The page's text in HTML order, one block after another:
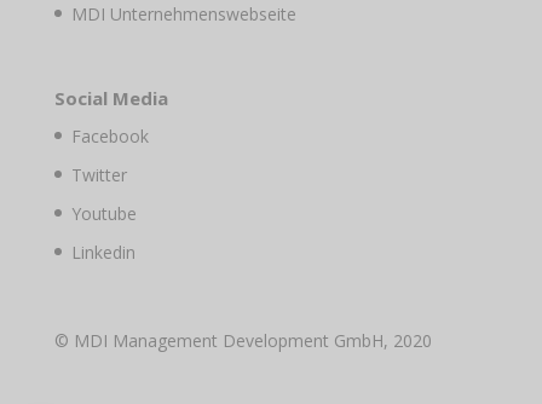
MDI Unternehmenswebseite
Social Media
Facebook
Twitter
Youtube
Linkedin
© MDI Management Development GmbH, 2020